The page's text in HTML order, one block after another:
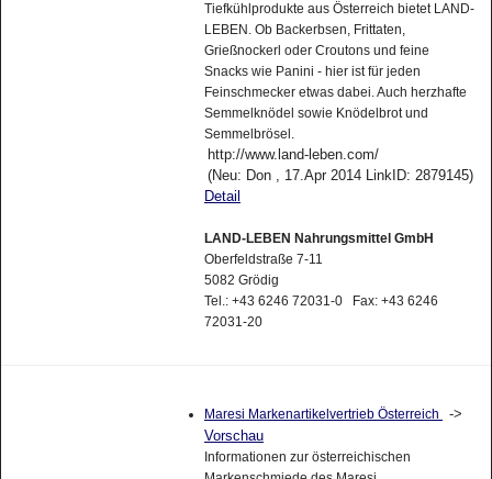
Tiefkühlprodukte aus Österreich bietet LAND-
LEBEN. Ob Backerbsen, Frittaten,
Grießnockerl oder Croutons und feine
Snacks wie Panini - hier ist für jeden
Feinschmecker etwas dabei. Auch herzhafte
Semmelknödel sowie Knödelbrot und
Semmelbrösel.
http://www.land-leben.com/
(Neu: Don , 17.Apr 2014 LinkID: 2879145)
Detail
LAND-LEBEN Nahrungsmittel GmbH
Oberfeldstraße 7-11
5082 Grödig
Tel.: +43 6246 72031-0 Fax: +43 6246
72031-20
Maresi Markenartikelvertrieb Österreich
->
Vorschau
Informationen zur österreichischen